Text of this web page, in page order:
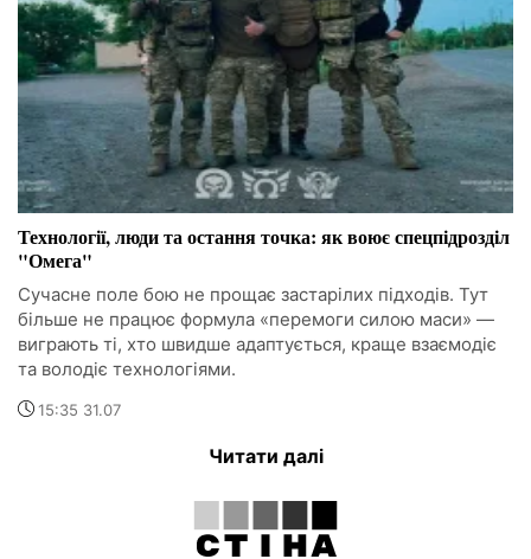
Технології, люди та остання точка: як воює спецпідрозділ
"Омега"
Сучасне поле бою не прощає застарілих підходів. Тут
більше не працює формула «перемоги силою маси» —
виграють ті, хто швидше адаптується, краще взаємодіє
та володіє технологіями.
15:35 31.07
Читати далі